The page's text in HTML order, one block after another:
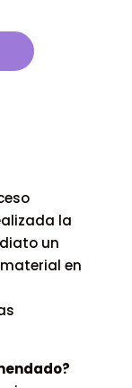
la
un
en